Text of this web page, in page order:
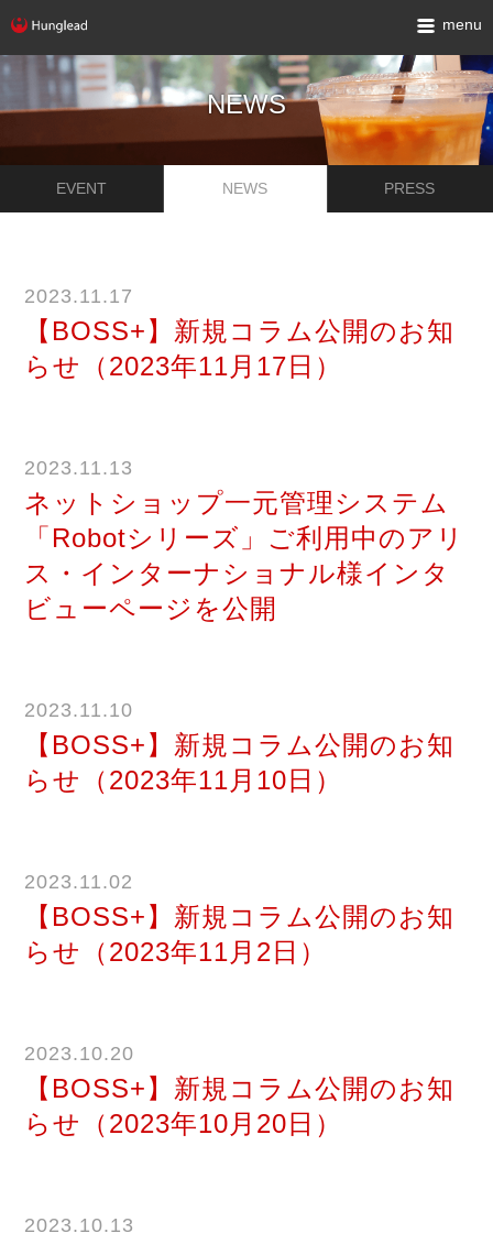
menu
NEWS
EVENT NEWS PRESS
2023.11.17
【BOSS+】新規コラム公開のお知
らせ（2023年11月17日）
2023.11.13
ネットショップ一元管理システム
「Robotシリーズ」ご利用中のアリ
ス・インターナショナル様インタ
ビューページを公開
2023.11.10
【BOSS+】新規コラム公開のお知
らせ（2023年11月10日）
2023.11.02
【BOSS+】新規コラム公開のお知
らせ（2023年11月2日）
2023.10.20
【BOSS+】新規コラム公開のお知
らせ（2023年10月20日）
2023.10.13